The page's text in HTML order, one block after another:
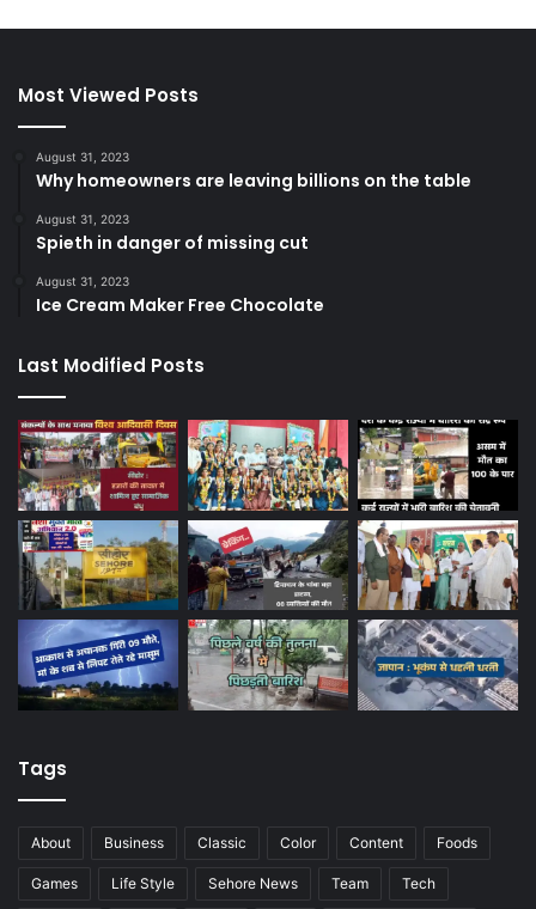
Most Viewed Posts
August 31, 2023
Why homeowners are leaving billions on the table
August 31, 2023
Spieth in danger of missing cut
August 31, 2023
Ice Cream Maker Free Chocolate
Last Modified Posts
Tags
About Business Classic Color Content Foods
Games Life Style Sehore News Team Tech